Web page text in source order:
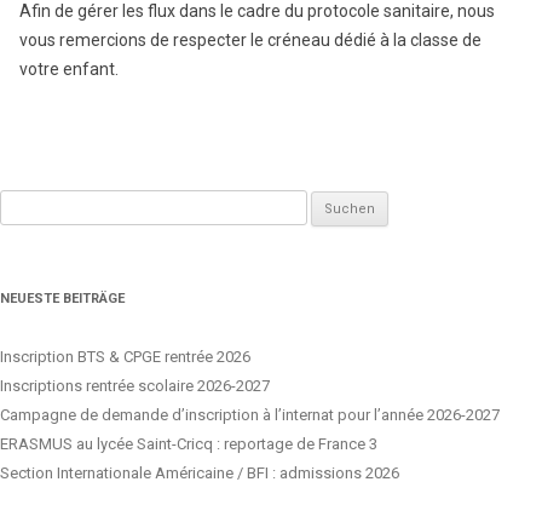
Afin de gérer les flux dans le cadre du protocole sanitaire, nous
vous remercions de respecter le créneau dédié à la classe de
votre enfant.
NEUESTE BEITRÄGE
Inscription BTS & CPGE rentrée 2026
Inscriptions rentrée scolaire 2026-2027
Campagne de demande d’inscription à l’internat pour l’année 2026-2027
ERASMUS au lycée Saint-Cricq : reportage de France 3
Section Internationale Américaine / BFI : admissions 2026